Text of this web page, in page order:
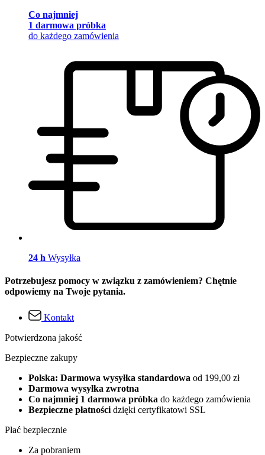
Co najmniej
1 darmowa próbka
do każdego zamówienia
24 h Wysyłka
Potrzebujesz pomocy w związku z zamówieniem? Chętnie
odpowiemy na Twoje pytania.
Kontakt
Potwierdzona jakość
Bezpieczne zakupy
Polska: Darmowa wysyłka standardowa od 199,00 zł
Darmowa wysyłka zwrotna
Co najmniej 1 darmowa próbka do każdego zamówienia
Bezpieczne płatności dzięki certyfikatowi SSL
Płać bezpiecznie
Za pobraniem